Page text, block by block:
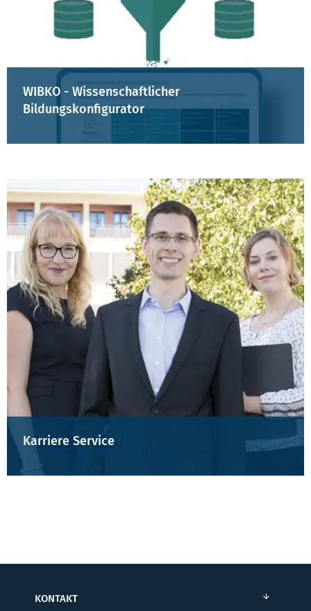
WIBKO - Wissenschaftlicher
Bildungskonfigurator
Karriere Service
KONTAKT